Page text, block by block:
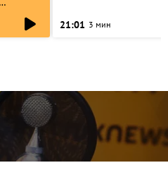
21:01 3 мин